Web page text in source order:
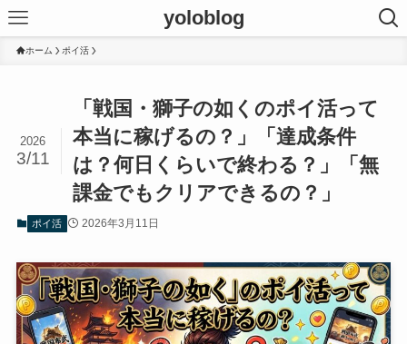
yoloblog
ホーム ポイ活
「戦国・獅子の如くのポイ活って
本当に稼げるの？」「達成条件
は？何日くらいで終わる？」「無
課金でもクリアできるの？」
2026
3/11
ポイ活 2026年3月11日